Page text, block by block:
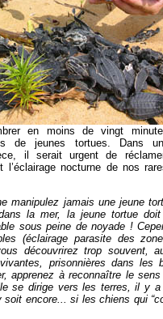
en moins de vingt
de jeunes tortues. Dans
il serait urgent de
l’éclairage nocturne de nos
manipulez jamais une jeune
la mer, la jeune tortue
sous peine de noyade !
(éclairage parasite des
découvrirez trop souvent,
prisonnières dans les
apprenez à reconnaître le sens
se dirige vers les terres, il y a
soit encore... si les chiens qui